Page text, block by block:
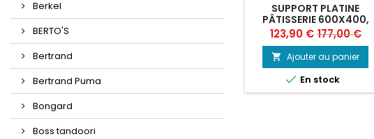
Berkel
BERTO'S
Bertrand
Bertrand Puma
Bongard
Boss tandoori
SUPPORT PLATINE
PÂTISSERIE 600X400,
FOUR 10X GN 1/1 - 20X GN
2/1
Prix
123,90 € Prix
base
177,00 €
 Ajouter au panier
 En stock